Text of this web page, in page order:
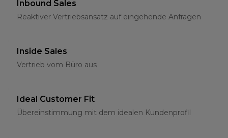
Inbound Sales
Reaktiver Vertriebsansatz auf eingehende Anfragen
Inside Sales
Vertrieb vom Büro aus
Ideal Customer Fit
Übereinstimmung mit dem idealen Kundenprofil